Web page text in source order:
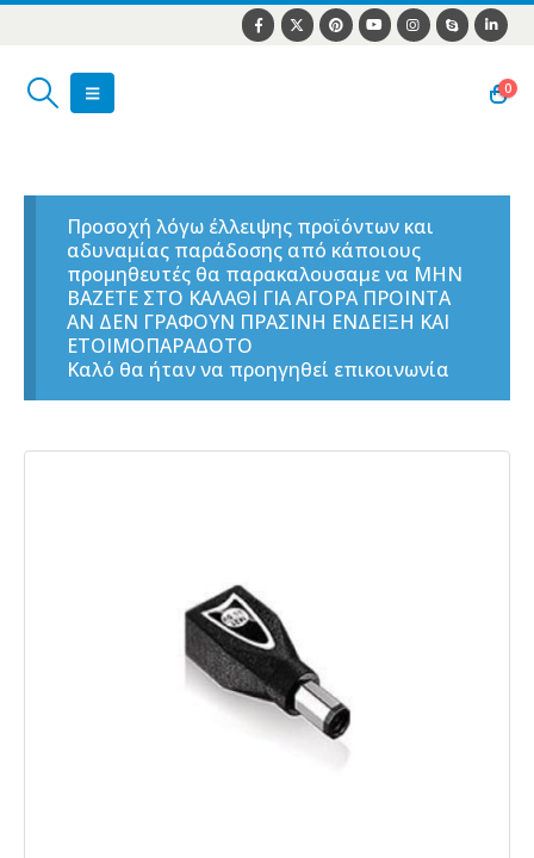
0
Προσοχή λόγω έλλειψης προϊόντων και
αδυναμίας παράδοσης από κάποιους
προμηθευτές θα παρακαλουσαμε να ΜΗΝ
ΒΑΖΕΤΕ ΣΤΟ ΚΑΛΑΘΙ ΓΙΑ ΑΓΟΡΑ ΠΡΟΙΝΤΑ
ΑΝ ΔΕΝ ΓΡΑΦΟΥΝ ΠΡΑΣΙΝΗ ΕΝΔΕΙΞΗ ΚΑΙ
ΕΤΟΙΜΟΠΑΡΑΔΟΤΟ
Καλό θα ήταν να προηγηθεί επικοινωνία